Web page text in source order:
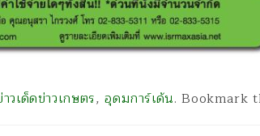
วเด็ดข่าวเกษตร,อุดมการ์เด้น. Bookmark